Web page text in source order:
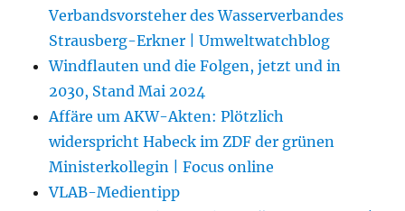
Verbandsvorsteher des Wasserverbandes
Strausberg-Erkner | Umweltwatchblog
Windflauten und die Folgen, jetzt und in
2030, Stand Mai 2024
Affäre um AKW-Akten: Plötzlich
widerspricht Habeck im ZDF der grünen
Ministerkollegin | Focus online
VLAB-Medientipp